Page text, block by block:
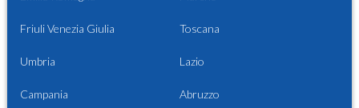
Friuli Venezia Giulia Toscana
Umbria Lazio
Campania Abruzzo